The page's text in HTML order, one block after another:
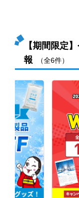
【期間限定
報
（全6件）